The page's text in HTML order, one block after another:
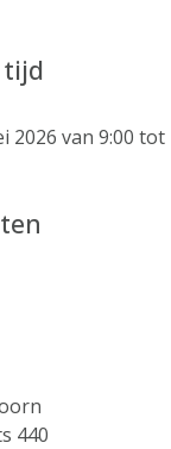
2026 van 9:00 tot
440